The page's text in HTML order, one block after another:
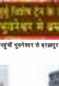
पहुंचीं भुवनेश्वर से ब्रह्मपुर